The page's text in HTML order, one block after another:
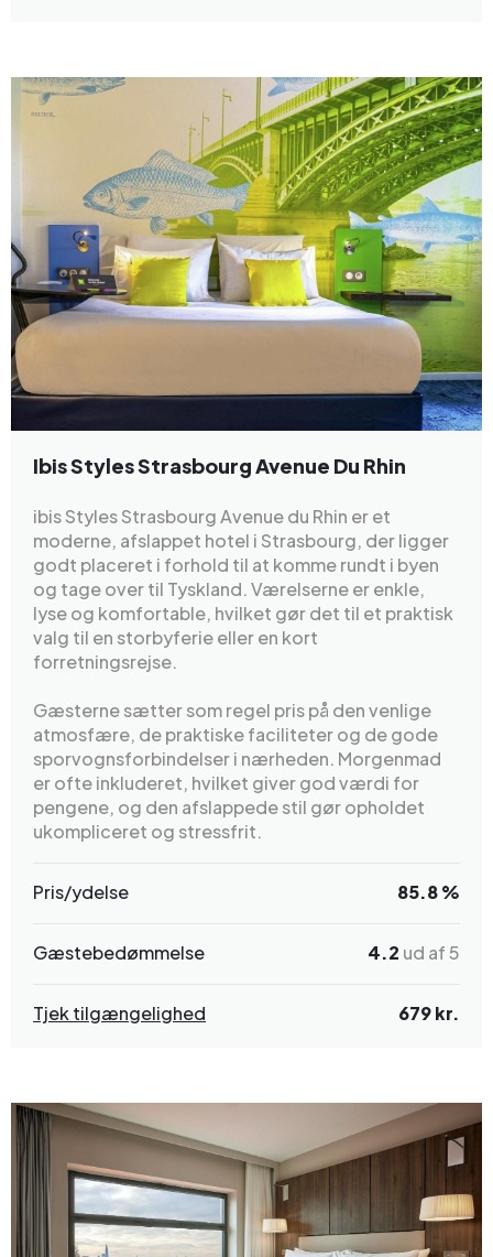
Ibis Styles Strasbourg Avenue Du Rhin
ibis Styles Strasbourg Avenue du Rhin er et
moderne, afslappet hotel i Strasbourg, der ligger
godt placeret i forhold til at komme rundt i byen
og tage over til Tyskland. Værelserne er enkle,
lyse og komfortable, hvilket gør det til et praktisk
valg til en storbyferie eller en kort
forretningsrejse.
Gæsterne sætter som regel pris på den venlige
atmosfære, de praktiske faciliteter og de gode
sporvognsforbindelser i nærheden. Morgenmad
er ofte inkluderet, hvilket giver god værdi for
pengene, og den afslappede stil gør opholdet
ukompliceret og stressfrit.
Pris/ydelse 85.8 %
Gæstebedømmelse 4.2 ud af 5
Tjek tilgængelighed 679 kr.